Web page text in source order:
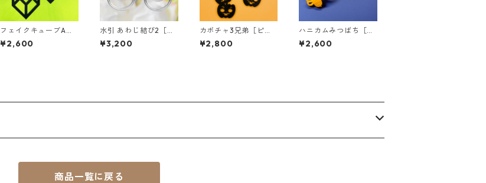
フェイクキューブA
［ピアス/イヤリン
グ］
¥2,600
水引 あわじ結び2［ピ
アス/イヤリング］
¥3,200
カボチャ3兄弟［ピア
ス/イヤリング］
¥2,800
ハニカムみつばち［ピ
アス］
¥2,600
商品一覧に戻る